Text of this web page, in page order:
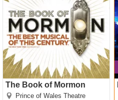
The Book of Mormon
Prince of Wales Theatre